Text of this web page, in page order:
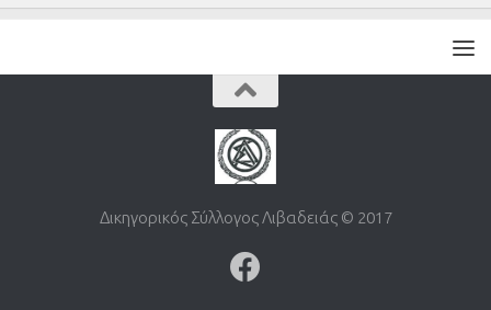
Δικηγορικός Σύλλογος Λιβαδειάς © 2017